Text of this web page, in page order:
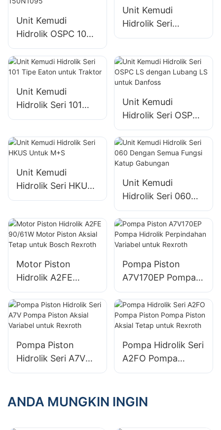
Pengaman
Unit Kemudi
Hidrolik OSPC 100
ON untuk Danfoss
150N1095
Unit Kemudi
Hidrolik Seri
101S/OSPC untuk
Unit Kemudi
Hidrolik Seri 101
Tipe Eaton untuk
Unit Kemudi
Hidrolik Seri OSPC
LS dengan Lubang
LS untuk Danfoss
Unit Kemudi
Hidrolik Seri HKUS
Untuk M+S
Unit Kemudi
Hidrolik Seri 060
Dengan Semua
Fungsi Katup
Gabungan
Motor Piston
Hidrolik A2FE
90/61W Motor
Piston Aksial Tetap
untuk Bosch
Rexroth
Pompa Piston
A7V170EP Pompa
Hidrolik
Perpindahan
Variabel untuk
Rexroth
Pompa Piston
Hidrolik Seri A7V
Pompa Piston
untuk Rexroth
Pompa Hidrolik Seri
A2FO Pompa
Piston Pompa
untuk Rexroth
ANDA MUNGKIN INGIN